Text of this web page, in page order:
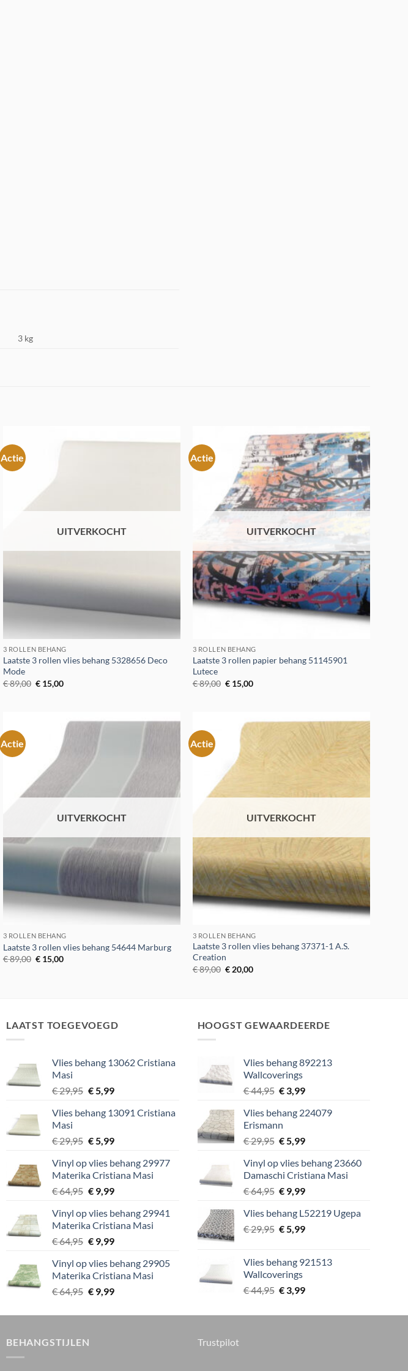
3 kg
Actie
UITVERKOCHT
3 ROLLEN BEHANG
Laatste 3 rollen vlies behang 5328656 Deco
Mode
€89,00 Oorspronkelijke
prijs
€ 15,00Huidige
Actie
Toevoegen
aan
verlanglijst
UITVERKOCHT
3 ROLLEN BEHANG
Laatste 3 rollen papier behang 51145901
Lutece
€89,00 Oorspronkelijke
prijs
€ 15,00Huidige
Actie
verlanglijst
UITVERKOCHT
3 ROLLEN BEHANG
Laatste 3 rollen vlies behang 54644 Marburg
€89,00 Oorspronkelijke
prijs
€ 15,00Huidige
Actie
Toevoegen
aan
UITVERKOCHT
3 ROLLEN BEHANG
Laatste 3 rollen vlies behang 37371-1 A.S.
Creation
€89,00 Oorspronkelijke
prijs
€ 20,00Huidige
LAATST TOEGEVOEGD
Vlies behang 13062 Cristiana
Masi
€29,95 Oorspronkelijke
was:
€5,99Huidige
is:
Vlies behang 13091 Cristiana
Masi
€29,95 Oorspronkelijke
was:
€ 29,95.
€5,99Huidige
is:
€ 5,99.
Vinyl op vlies behang 29977
Materika Cristiana Masi
€64,95 Oorspronkelijke
was:
€ 64,95.
€9,99Huidige
is:
€ 9,99.
Vinyl op vlies behang 29941
Materika Cristiana Masi
€64,95 Oorspronkelijke
was:
€ 64,95.
€9,99Huidige
is:
€ 9,99.
Vinyl op vlies behang 29905
Materika Cristiana Masi
€64,95 Oorspronkelijke
was:
€9,99Huidige
is:
HOOGST GEWAARDEERDE
Vlies behang 892213
Wallcoverings
€44,95 Oorspronkelijke
was:
€ 44,95.
€ 3,99Huidige
is:
Vlies behang 224079
Erismann
€29,95 Oorspronkelijke
was:
€ 29,95.
€5,99Huidige
is:
€ 5,99.
Vinyl op vlies behang 23660
Damaschi Cristiana Masi
€64,95 Oorspronkelijke
was:
€ 64,95.
€ 9,99Huidige
is:
€ 9,99.
Vlies behang L52219 Ugepa
€29,95 Oorspronkelijke
€ 29,95.
€5,99Huidige
€ 5,99.
Vlies behang 921513
Wallcoverings
€44,95 Oorspronkelijke
was:
€ 3,99Huidige
is:
BEHANGSTIJLEN Trustpilot